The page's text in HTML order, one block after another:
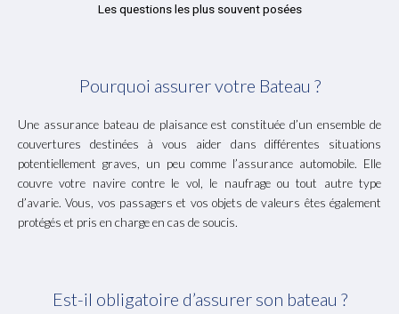
Les questions les plus souvent posées
Pourquoi assurer votre Bateau ?
Une assurance bateau de plaisance est constituée d’un ensemble de
couvertures destinées à vous aider dans différentes situations
potentiellement graves, un peu comme l’assurance automobile. Elle
couvre votre navire contre le vol, le naufrage ou tout autre type
d’avarie. Vous, vos passagers et vos objets de valeurs êtes également
protégés et pris en charge en cas de soucis.
Est-il obligatoire d’assurer son bateau ?